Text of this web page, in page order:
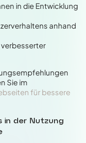
in die Entwicklung
anhand
verbesserter
Sie im
für bessere
in der Nutzung